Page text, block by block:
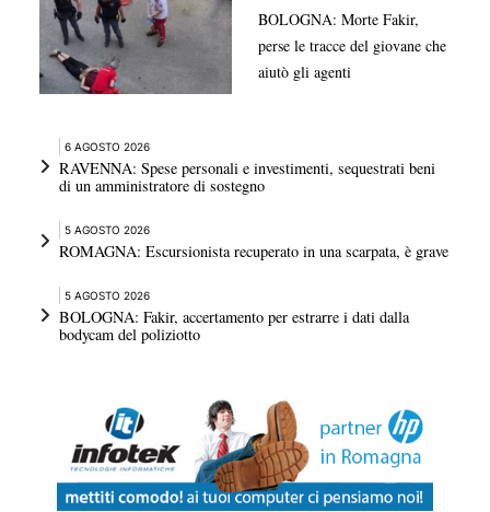
BOLOGNA: Morte Fakir,
perse le tracce del giovane che
aiutò gli agenti
6 AGOSTO 2026
RAVENNA: Spese personali e investimenti, sequestrati beni
di un amministratore di sostegno
5 AGOSTO 2026
ROMAGNA: Escursionista recuperato in una scarpata, è grave
5 AGOSTO 2026
BOLOGNA: Fakir, accertamento per estrarre i dati dalla
bodycam del poliziotto